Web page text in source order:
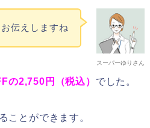
スーパーゆりさん
伝えしますね
の2,750円（税込） でした。
ことができます。